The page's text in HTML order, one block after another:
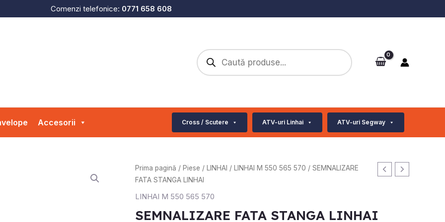
Comenzi telefonice: 0771 658 608
Products
search
Accesorii Cross / Scutere ATV-uri Linhai ATV-uri Segway
Prima pagină / Piese / LINHAI / LINHAI M 550 565 570 / SEMNALIZARE
FATA STANGA LINHAI
LINHAI M 550 565 570
SEMNALIZARE FATA STANGA LINHAI
Cantitate
SEMNALIZARE
LINHAI